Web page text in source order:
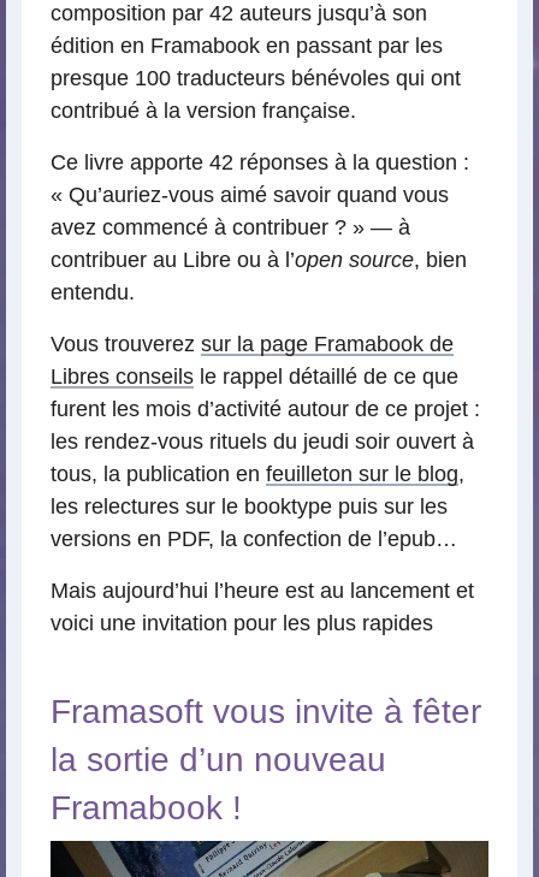
composition par 42 auteurs jusqu’à son
édition en Framabook en passant par les
presque 100 traducteurs bénévoles qui ont
contribué à la version française.
Ce livre apporte 42 réponses à la question :
« Qu’auriez-vous aimé savoir quand vous
avez commencé à contribuer ? » — à
contribuer au Libre ou à l’open source, bien
entendu.
Vous trouverez sur la page Framabook de
Libres conseils le rappel détaillé de ce que
furent les mois d’activité autour de ce projet :
les rendez-vous rituels du jeudi soir ouvert à
tous, la publication en feuilleton sur le blog,
les relectures sur le booktype puis sur les
versions en PDF, la confection de l’epub…
Mais aujourd’hui l’heure est au lancement et
voici une invitation pour les plus rapides
Framasoft vous invite à fêter
la sortie d’un nouveau
Framabook !